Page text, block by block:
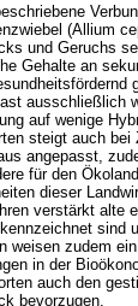
(Allium
und Geruchs
Gehalte an
ausschließlich
auf wenige
steigt auch bei
angepasst,
für den
dieser
verstärkt alte
sind
weisen zudem
in der
auch den
bevorzugen.